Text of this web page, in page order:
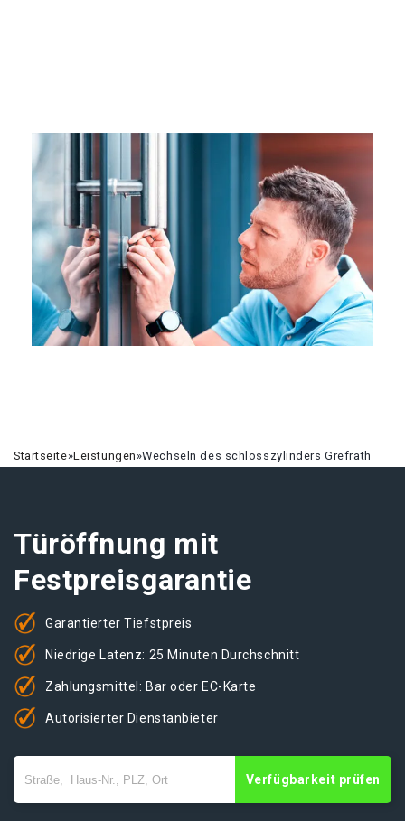
Startseite»Leistungen»Wechseln des schlosszylinders Grefrath
Türöffnung mit
Festpreisgarantie
Garantierter Tiefstpreis
Niedrige Latenz: 25 Minuten Durchschnitt
Zahlungsmittel: Bar oder EC-Karte
Autorisierter Dienstanbieter
Verfügbarkeit prüfen